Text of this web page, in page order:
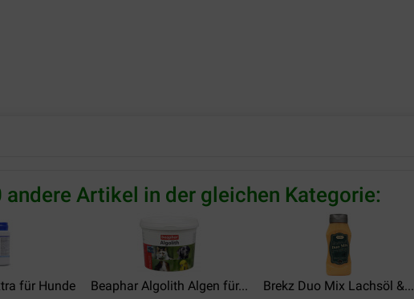
andere Artikel in der gleichen Kategorie:
für Hunde Beaphar Algolith Algen für... Brekz Duo Mix Lachsöl &...